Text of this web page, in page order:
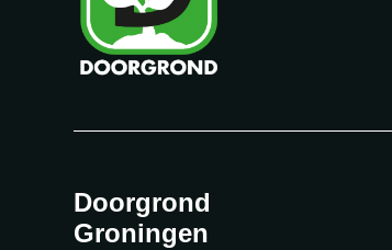
Doorgrond
Groningen